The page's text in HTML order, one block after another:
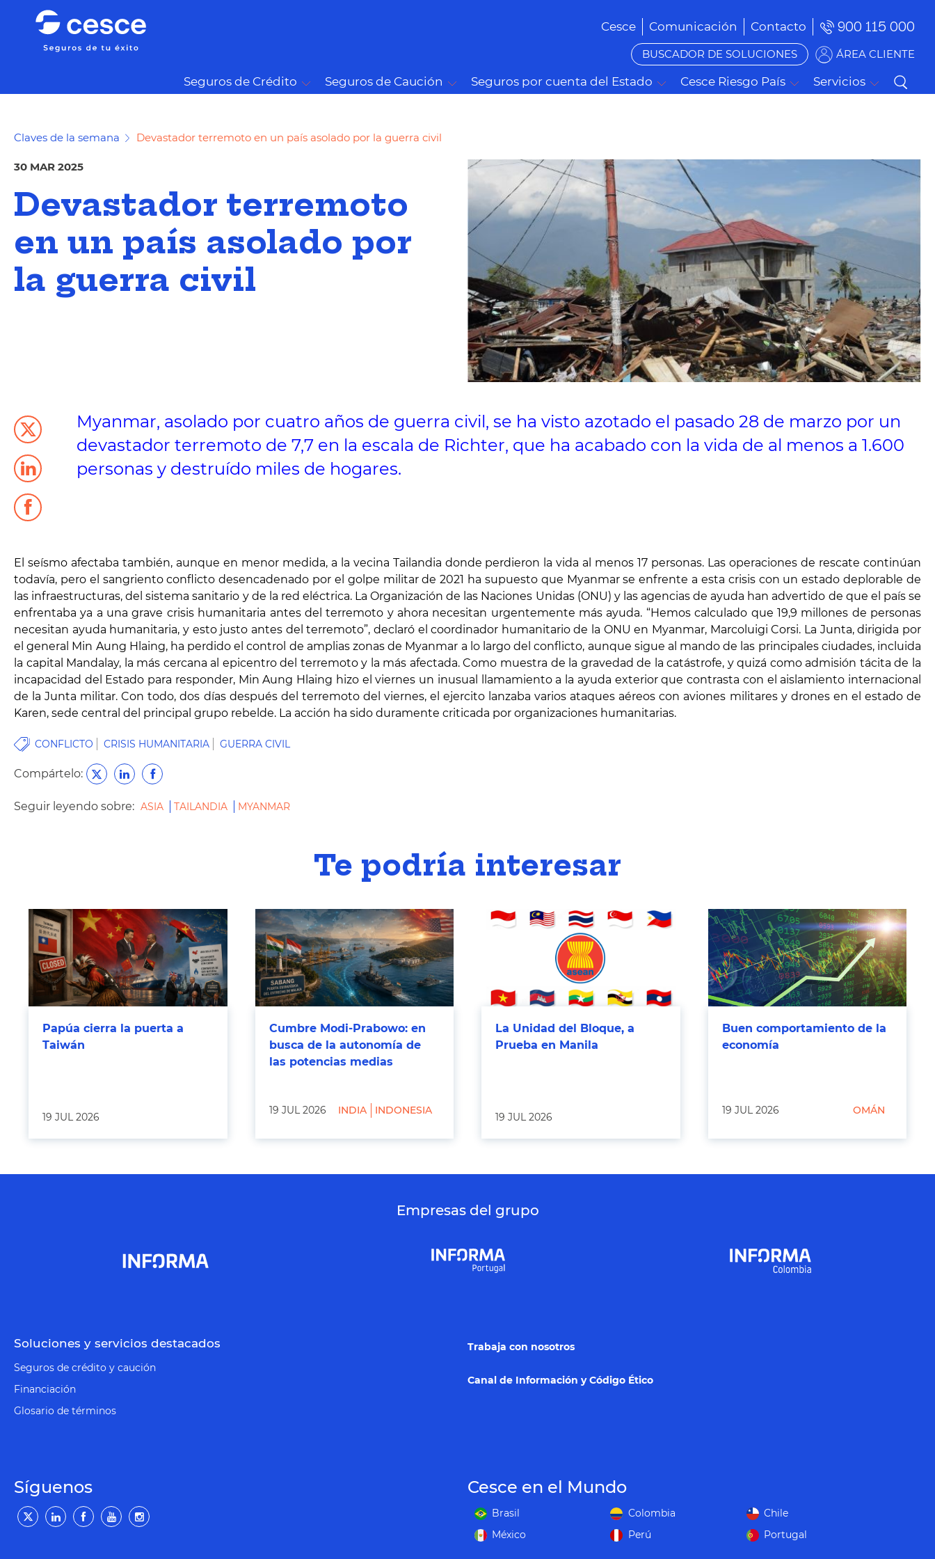
Cesce Comunicación Contacto 900 115 000
BUSCADOR DE SOLUCIONES ÁREA CLIENTE
Seguros de Crédito Seguros de Caución Seguros por cuenta del Estado Cesce Riesgo País Servicios
Claves de la semana Devastador terremoto en un país asolado por la guerra civil
30 MAR 2025
Devastador terremoto
en un país asolado por
la guerra civil
Myanmar, asolado por cuatro años de guerra civil, se ha visto azotado el pasado 28 de marzo por un
devastador terremoto de 7,7 en la escala de Richter, que ha acabado con la vida de al menos a 1.600
personas y destruído miles de hogares.
El seísmo afectaba también, aunque en menor medida, a la vecina Tailandia donde perdieron la vida al menos 17 personas. Las operaciones de rescate continúan
todavía, pero el sangriento conflicto desencadenado por el golpe militar de 2021 ha supuesto que Myanmar se enfrente a esta crisis con un estado deplorable de
las infraestructuras, del sistema sanitario y de la red eléctrica. La Organización de las Naciones Unidas (ONU) y las agencias de ayuda han advertido de que el país se
enfrentaba ya a una grave crisis humanitaria antes del terremoto y ahora necesitan urgentemente más ayuda. “Hemos calculado que 19,9 millones de personas
necesitan ayuda humanitaria, y esto justo antes del terremoto”, declaró el coordinador humanitario de la ONU en Myanmar, Marcoluigi Corsi. La Junta, dirigida por
el general Min Aung Hlaing, ha perdido el control de amplias zonas de Myanmar a lo largo del conflicto, aunque sigue al mando de las principales ciudades, incluida
la capital Mandalay, la más cercana al epicentro del terremoto y la más afectada. Como muestra de la gravedad de la catástrofe, y quizá como admisión tácita de la
incapacidad del Estado para responder, Min Aung Hlaing hizo el viernes un inusual llamamiento a la ayuda exterior que contrasta con el aislamiento internacional
de la Junta militar. Con todo, dos días después del terremoto del viernes, el ejercito lanzaba varios ataques aéreos con aviones militares y drones en el estado de
Karen, sede central del principal grupo rebelde. La acción ha sido duramente criticada por organizaciones humanitarias.
CONFLICTO CRISIS HUMANITARIA GUERRA CIVIL
Compártelo:
Seguir leyendo sobre: ASIA TAILANDIA MYANMAR
Te podría interesar
Papúa cierra la puerta a
Taiwán
19 JUL 2026
Cumbre Modi-Prabowo: en
busca de la autonomía de
las potencias medias
19 JUL 2026 INDIA INDONESIA
La Unidad del Bloque, a
Prueba en Manila
19 JUL 2026
Buen comportamiento de la
economía
19 JUL 2026 OMÁN
Empresas del grupo
Soluciones y servicios destacados
Seguros de crédito y caución
Financiación
Glosario de términos
Trabaja con nosotros
Canal de Información y Código Ético
Síguenos Cesce en el Mundo
Brasil Colombia
Chile
México
Perú Portugal